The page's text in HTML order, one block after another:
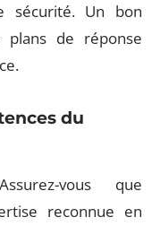
sécurité. Un bon
plans de réponse
du
vous que
reconnue en